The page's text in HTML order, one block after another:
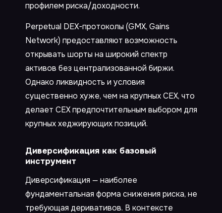
профилем риска/доходности.
Perpetual DEX-протоколы (GMX, Gains
Network) предоставляют возможность
открывать шорты на широкий спектр
активов без централизованной биржи.
Однако ликвидность и условия
существенно хуже, чем на крупных CEX, что
делает CEX предпочтительным выбором для
крупных хеджирующих позиций.
Диверсификация как базовый
инструмент
Диверсификация — наиболее
фундаментальная форма снижения риска, не
требующая деривативов. В контексте